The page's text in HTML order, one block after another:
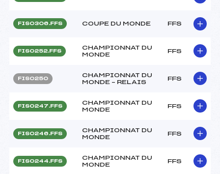
FIS0306.FFS COUPE DU MONDE FFS
FIS0252.FFS
CHAMPIONNAT DU
MONDE
FFS
FIS0250
CHAMPIONNAT DU
MONDE – RELAIS
FFS
FIS0247.FFS
CHAMPIONNAT DU
MONDE
FFS
FIS0246.FFS
CHAMPIONNAT DU
MONDE
FFS
FIS0244.FFS
CHAMPIONNAT DU
MONDE
FFS